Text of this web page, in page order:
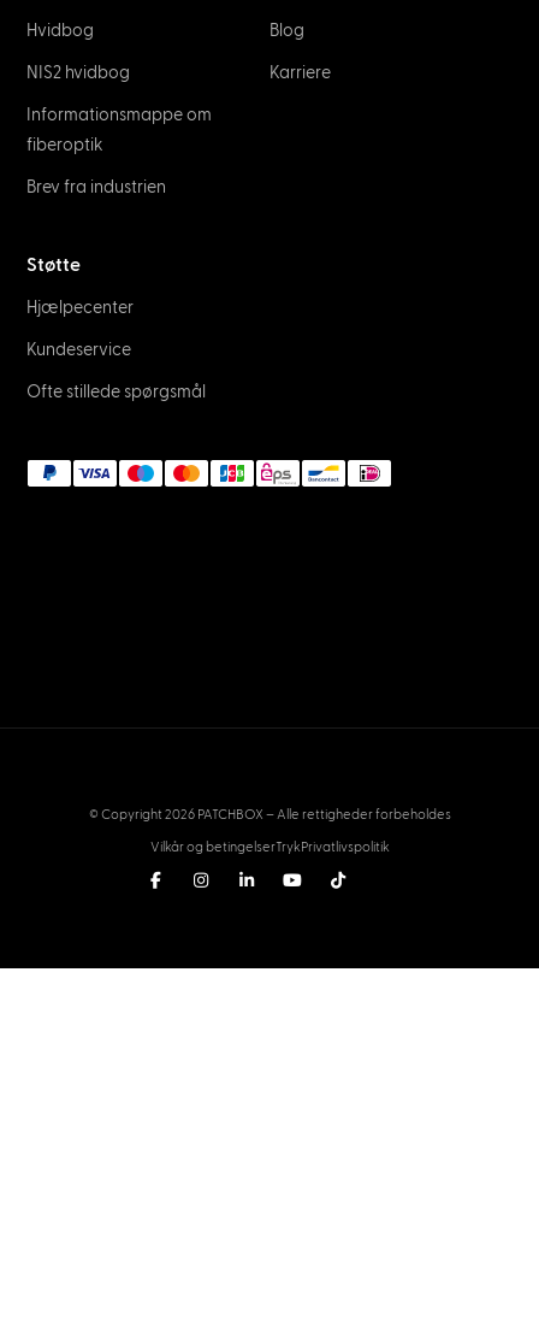
Hvidbog
NIS2 hvidbog
Informationsmappe om
fiberoptik
Brev fra industrien
Blog
Karriere
Støtte
Hjælpecenter
Kundeservice
Ofte stillede spørgsmål
© Copyright 2026 PATCHBOX – Alle rettigheder forbeholdes
Vilkår og betingelserTrykPrivatlivspolitik